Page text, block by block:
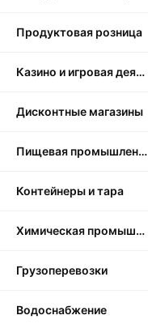
Продуктовая розница
Казино и игровая деятельность
Дисконтные магазины
Пищевая промышленность: мясо, рыба и молочная продукция
Контейнеры и тара
Химическая промышленность: сельскохозяйственные химикаты
Грузоперевозки
Водоснабжение